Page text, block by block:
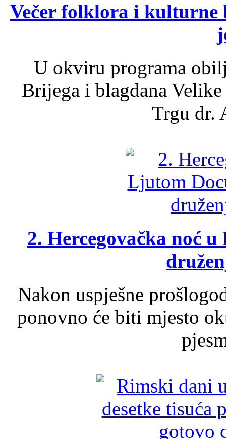
Večer folklora i kulturne
U okviru programa
Brijega i blagdana
Trgu dr.
2. Hercegovačka noć
Nakon uspješne
ponovno će biti mjesto